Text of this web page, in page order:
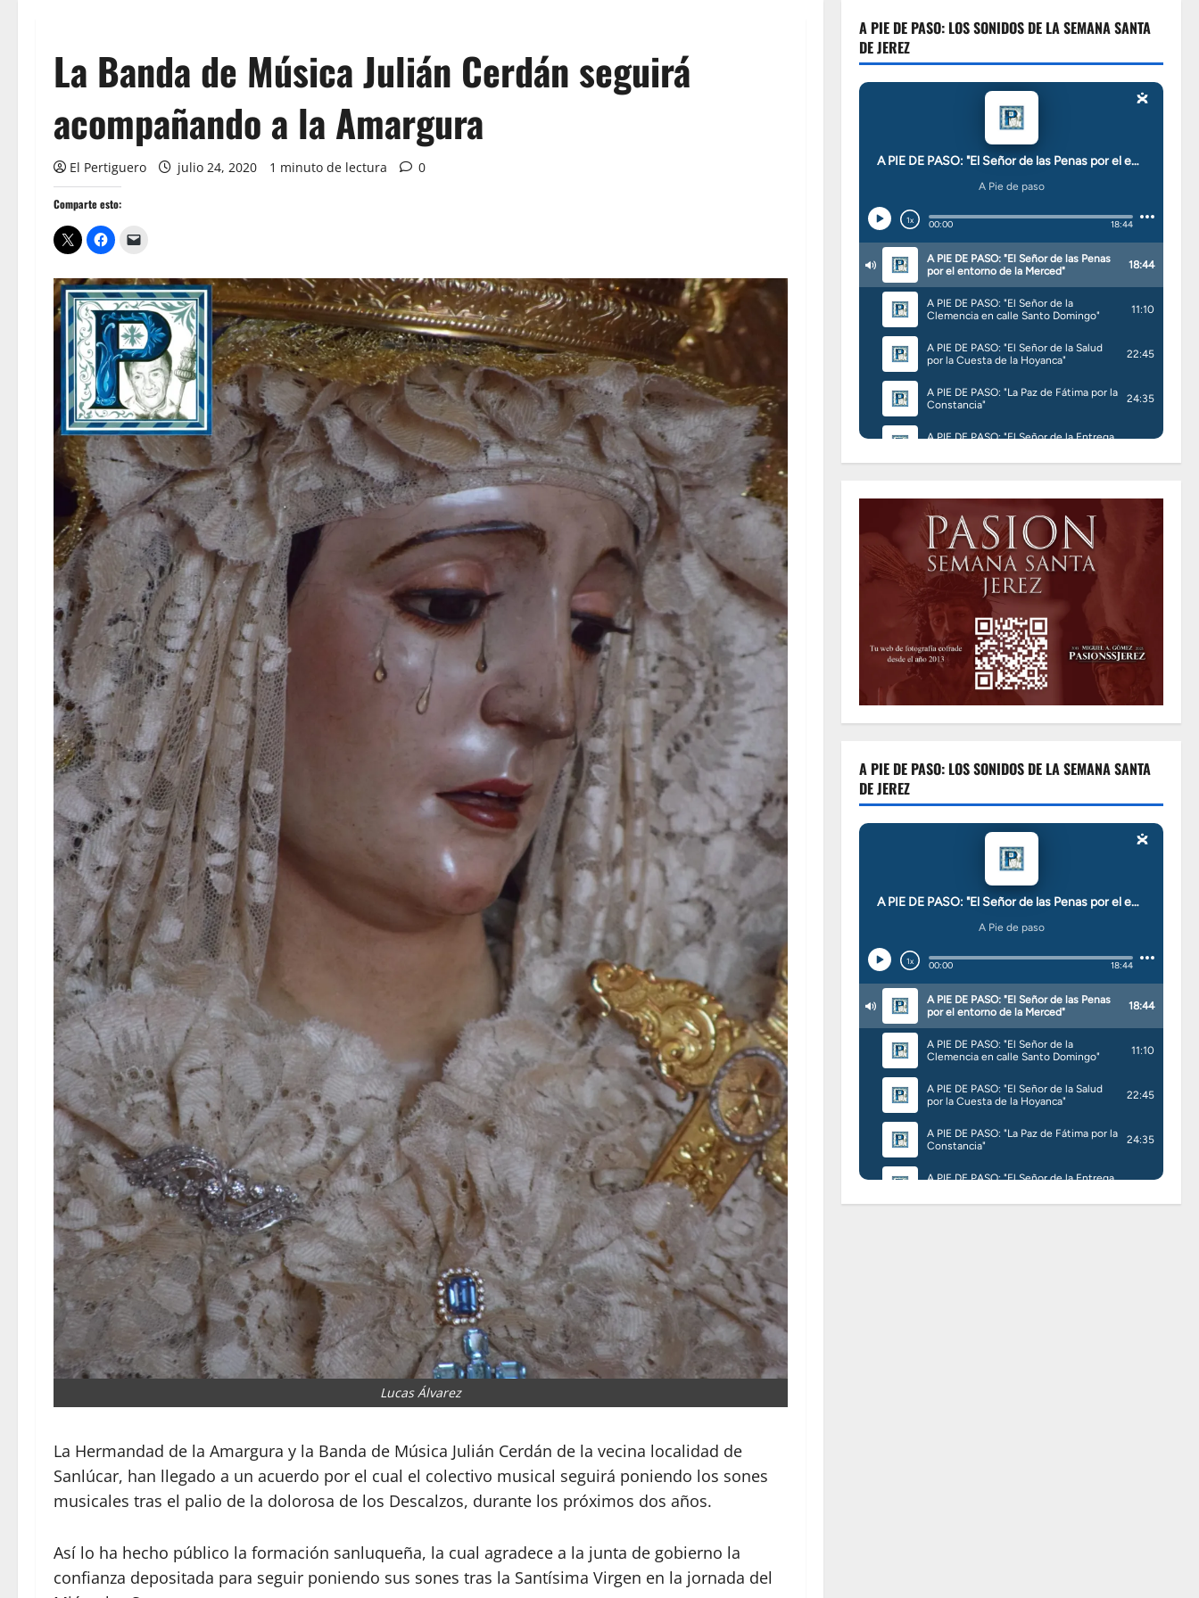
La Banda de Música Julián Cerdán seguirá
acompañando a la Amargura
El Pertiguero julio 24, 2020 1 minuto de lectura 0
Comparte esto:
Lucas Álvarez
La Hermandad de la Amargura y la Banda de Música Julián Cerdán de la vecina localidad de
Sanlúcar, han llegado a un acuerdo por el cual el colectivo musical seguirá poniendo los sones
musicales tras el palio de la dolorosa de los Descalzos, durante los próximos dos años.
Así lo ha hecho público la formación sanluqueña, la cual agradece a la junta de gobierno la
confianza depositada para seguir poniendo sus sones tras la Santísima Virgen en la jornada del
A PIE DE PASO: LOS SONIDOS DE LA SEMANA SANTA
DE JEREZ
A PIE DE PASO: LOS SONIDOS DE LA SEMANA SANTA
DE JEREZ